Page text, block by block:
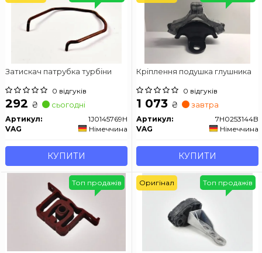
Затискач патрубка турбіни
0 відгуків
292 ₴ сьогодні
Артикул:
1J0145769H
VAG
Німеччина
КУПИТИ
Кріплення подушка глушника
0 відгуків
1 073 ₴ завтра
Артикул:
7H0253144B
VAG
Німеччина
КУПИТИ
Топ продажів Топ продажів
Оригінал